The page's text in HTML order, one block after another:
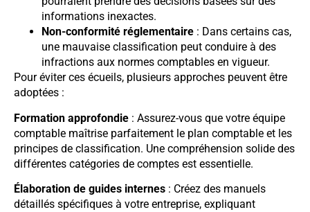
informations inexactes.
Non-conformité réglementaire : Dans certains cas,
une mauvaise classification peut conduire à des
infractions aux normes comptables en vigueur.
Pour éviter ces écueils, plusieurs approches peuvent être
adoptées :
Formation approfondie : Assurez-vous que votre équipe
comptable maîtrise parfaitement le plan comptable et les
principes de classification. Une compréhension solide des
différentes catégories de comptes est essentielle.
Élaboration de guides internes : Créez des manuels
détaillés spécifiques à votre entreprise, expliquant